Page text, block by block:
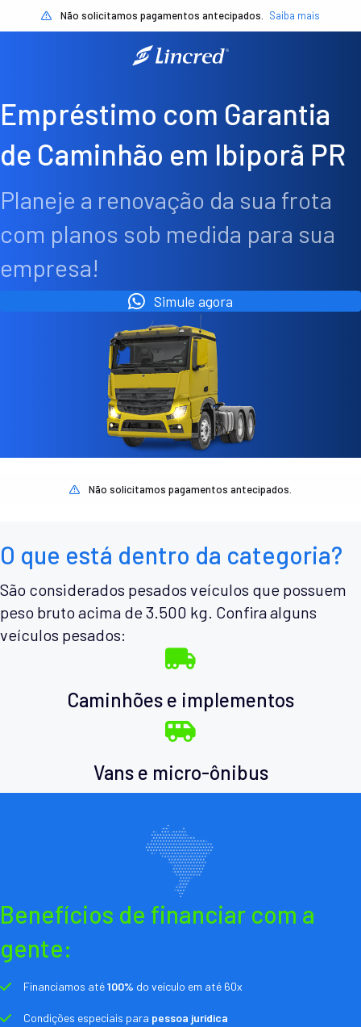
Não solicitamos pagamentos antecipados. Saiba mais
Empréstimo com Garantia
de Caminhão em Ibiporã PR
Planeje a renovação da sua frota
com planos sob medida para sua
empresa!
Simule agora
Não solicitamos pagamentos antecipados.
O que está dentro da categoria?
São considerados pesados veículos que possuem
peso bruto acima de 3.500 kg. Confira alguns
veículos pesados:
Caminhões e implementos
Vans e micro-ônibus
Benefícios de financiar com a
gente:
Financiamos até100% do veículo em até 60x
Condições especiais para pessoa jurídica